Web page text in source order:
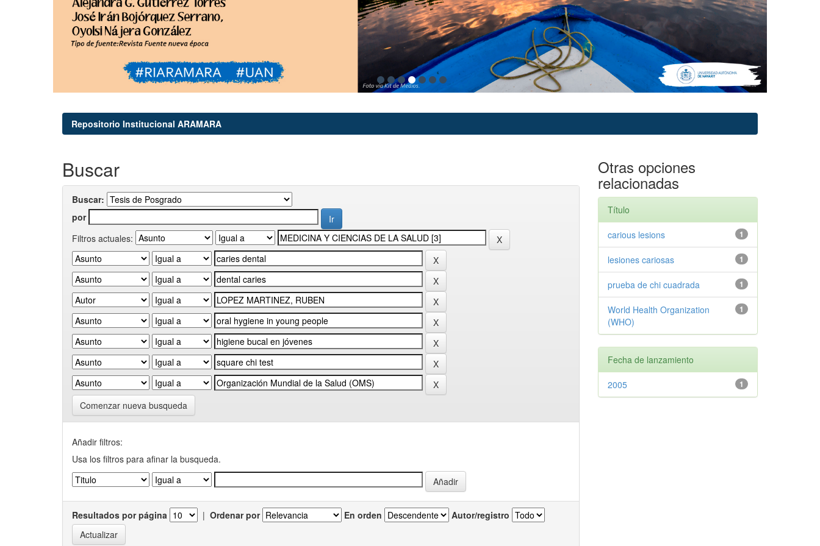
Repositorio Institucional ARAMARA
Buscar
Buscar:
por
Filtros actuales:
Comenzar nueva busqueda
Añadir filtros:
Usa los filtros para afinar la busqueda.
Resultados por página | Ordenar por En orden Autor/registro
Otras opciones
relacionadas
Título
1
carious lesions
1
lesiones cariosas
1
prueba de chi cuadrada
1
World Health Organization
(WHO)
Fecha de lanzamiento
1
2005